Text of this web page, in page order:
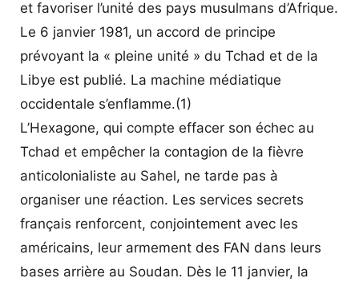
et favoriser l’unité des pays musulmans d’Afrique.
Le 6 janvier 1981, un accord de principe
prévoyant la « pleine unité » du Tchad et de la
Libye est publié. La machine médiatique
occidentale s’enflamme.(1)
L’Hexagone, qui compte effacer son échec au
Tchad et empêcher la contagion de la fièvre
anticolonialiste au Sahel, ne tarde pas à
organiser une réaction. Les services secrets
français renforcent, conjointement avec les
américains, leur armement des FAN dans leurs
bases arrière au Soudan. Dès le 11 janvier, la